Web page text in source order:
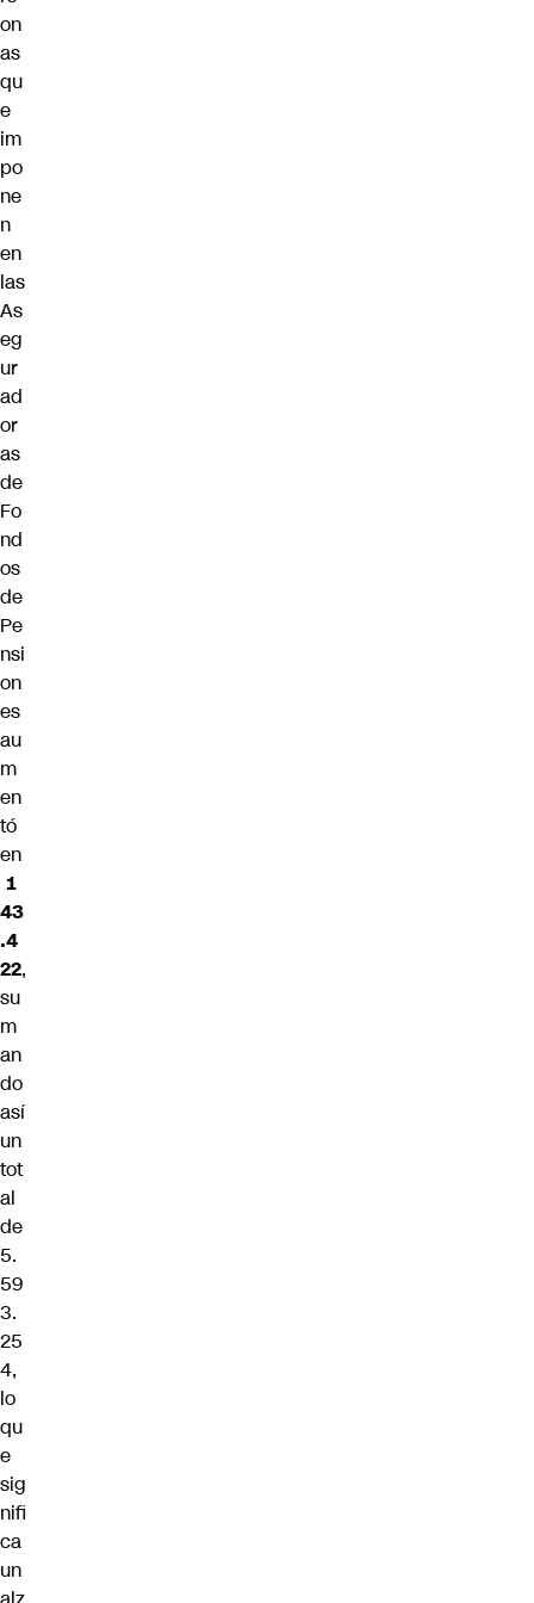
on
as
qu
e
im
po
ne
n
en
las
As
eg
ur
ad
or
as
de
Fo
nd
os
de
Pe
nsi
on
es
au
m
en
tó
en
1
43
.4
22,
su
m
an
do
así
un
tot
al
de
5.
59
3.
25
4,
lo
qu
e
sig
nifi
ca
un